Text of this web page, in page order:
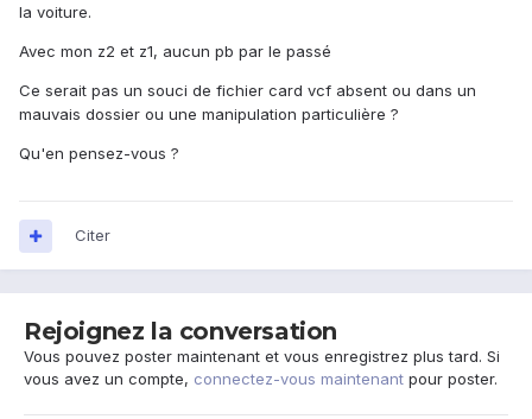
la voiture.
Avec mon z2 et z1, aucun pb par le passé
Ce serait pas un souci de fichier card vcf absent ou dans un
mauvais dossier ou une manipulation particulière ?
Qu'en pensez-vous ?
Citer
Rejoignez la conversation
Vous pouvez poster maintenant et vous enregistrez plus tard. Si
vous avez un compte, connectez-vous maintenant pour poster.